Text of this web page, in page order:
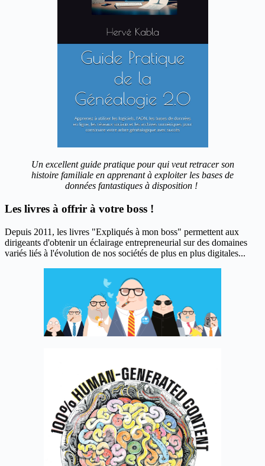
Un excellent guide pratique pour qui veut retracer son
histoire familiale en apprenant à exploiter les bases de
données fantastiques à disposition !
Les livres à offrir à votre boss !
Depuis 2011, les livres "Expliqués à mon boss" permettent aux
dirigeants d'obtenir un éclairage entrepreneurial sur des domaines
variés liés à l'évolution de nos sociétés de plus en plus digitales...